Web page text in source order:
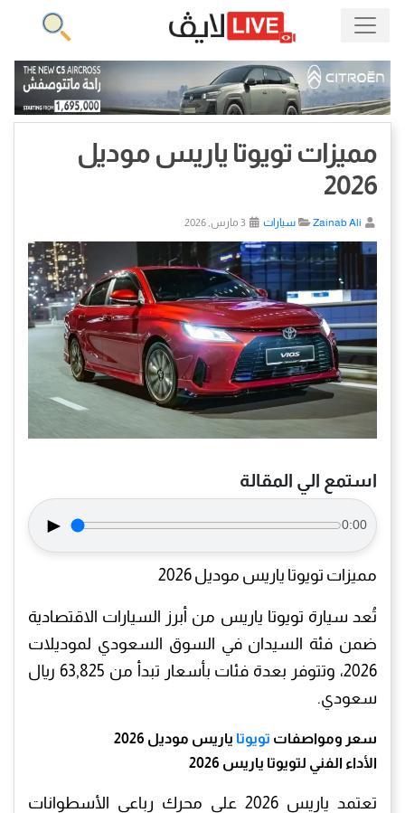
مميزات تويوتا ياريس موديل
2026
Zainab Ali سيارات
استمع الي المقالة
► 0:00
مميزات تويوتا ياريس موديل 2026
تُعد سيارة تويوتا ياريس من أبرز السيارات الاقتصادية
ضمن فئة السيدان في السوق السعودي لموديلات
2026، وتتوفر بعدة فئات بأسعار تبدأ من 63,825 ريال
سعودي.
سعر ومواصفات تويوتا ياريس موديل 2026
الأداء الفني لتويوتا ياريس 2026
تعتمد ياريس 2026 على محرك رباعي الأسطوانات